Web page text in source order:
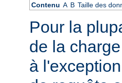
Contenu A B Taille des
Pour la
de la
à